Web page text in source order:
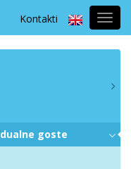
Kontakti
goste